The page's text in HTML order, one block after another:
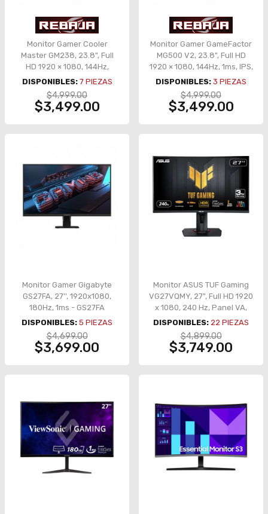
Monitor Gamer Cooler
Master GM238, 23.8", Full
HD 1920 × 1080, 144Hz,
0.5ms, IPS – CMI-GM238-
FFS
DISPONIBLES: 7PIEZAS
$4,999.00
$3,499.00
Monitor Gamer GameFactor
MG500 V2, 23.8", Full HD
1920 × 1080, 144Hz, 1ms, IPS,
FreeSync – MG500V2
DISPONIBLES: 3 PIEZAS
$4,999.00
$3,499.00
Monitor Gamer Gigabyte
GS27FA, 27'', 1920x1080,
180Hz, 1ms - GS27FA
DISPONIBLES: 5 PIEZAS
$4,699.00
$3,699.00
Monitor ASUS TUF Gaming
VG27VQMY, 27", Full HD 1920
x 1080, 240 Hz, Panel VA,
HDMI / DisplayPort
DISPONIBLES: 22 PIEZAS
$4,899.00
$3,749.00